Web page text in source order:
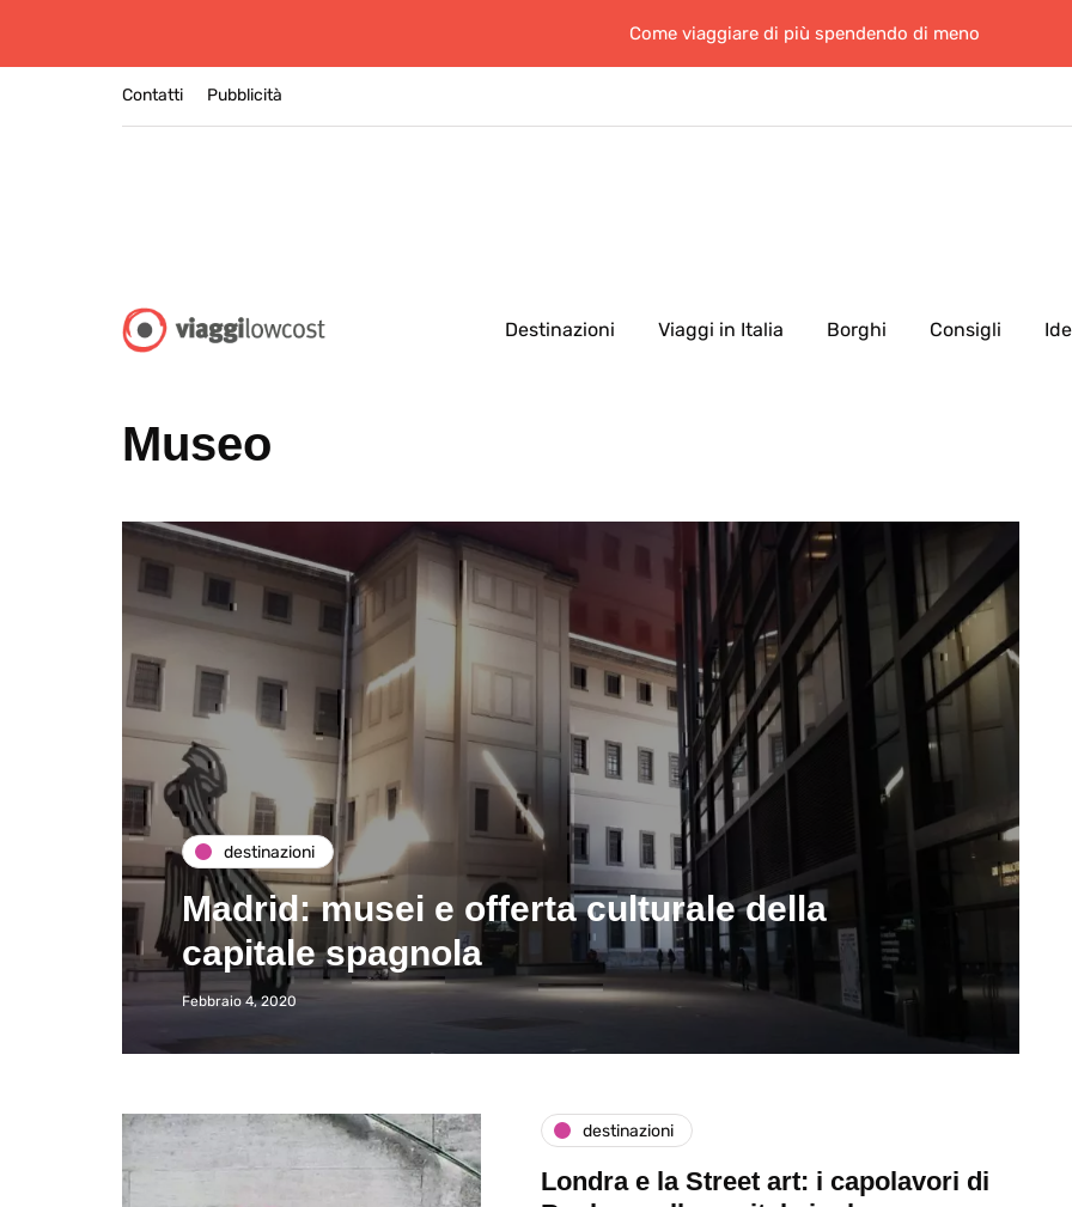
Come viaggiare di più spendendo di meno
Contatti Pubblicità
Destinazioni Viaggi in Italia Borghi Consigli
Museo
destinazioni
Madrid: musei e offerta culturale della
capitale spagnola
Febbraio 4, 2020
destinazioni
Londra e la Street art: i capolavori di